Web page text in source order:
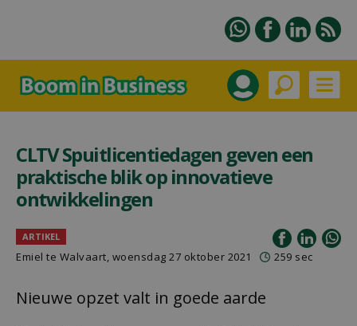
CLTV Spuitlicentiedagen geven een
praktische blik op innovatieve
ontwikkelingen
ARTIKEL
Emiel te Walvaart, woensdag 27 oktober 2021 259 sec
Nieuwe opzet valt in goede aarde